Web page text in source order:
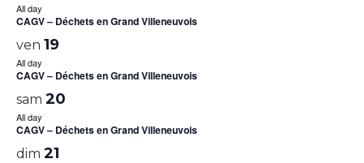
All day
CAGV – Déchets en Grand Villeneuvois
ven 19
All day
CAGV – Déchets en Grand Villeneuvois
sam 20
All day
CAGV – Déchets en Grand Villeneuvois
dim 21